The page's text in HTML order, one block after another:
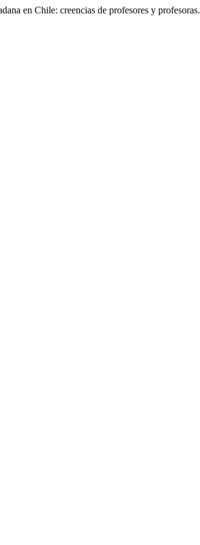
en Chile: creencias de profesores y profesoras.